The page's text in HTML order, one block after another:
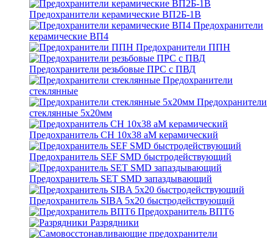
Предохранители керамические ВП2Б-1В
Предохранители
керамические ВП4
Предохранители ППН
Предохранители резьбовые ПРС с ПВД
Предохранители
стеклянные
Предохранители
стеклянные 5х20мм
Предохранитель CH 10x38 aM керамический
Предохранитель SEF SMD быстродействующий
Предохранитель SET SMD запаздывающий
Предохранитель SIBA 5x20 быстродействующий
Предохранитель ВПТ6
Разрядники